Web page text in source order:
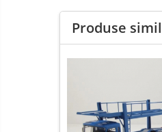
Produse